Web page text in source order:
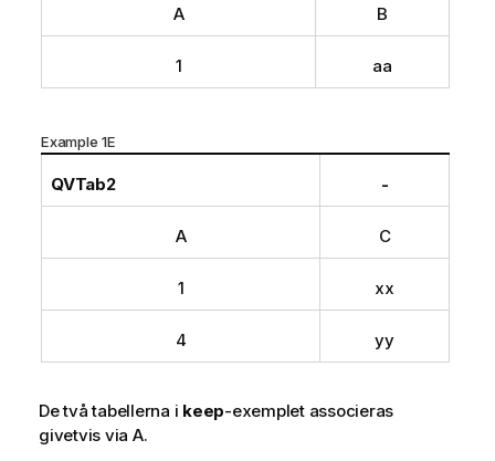
A B
1 aa
Example 1E
QVTab2 -
A C
1 xx
4 yy
De två tabellerna i keep-exemplet associeras
givetvis via A.